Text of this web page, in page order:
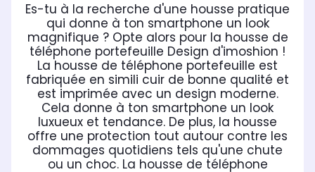
Es-tu à la recherche d'une housse pratique
qui donne à ton smartphone un look
magnifique ? Opte alors pour la housse de
téléphone portefeuille Design d'imoshion !
La housse de téléphone portefeuille est
fabriquée en simili cuir de bonne qualité et
est imprimée avec un design moderne.
Cela donne à ton smartphone un look
luxueux et tendance. De plus, la housse
offre une protection tout autour contre les
dommages quotidiens tels qu'une chute
ou un choc. La housse de téléphone